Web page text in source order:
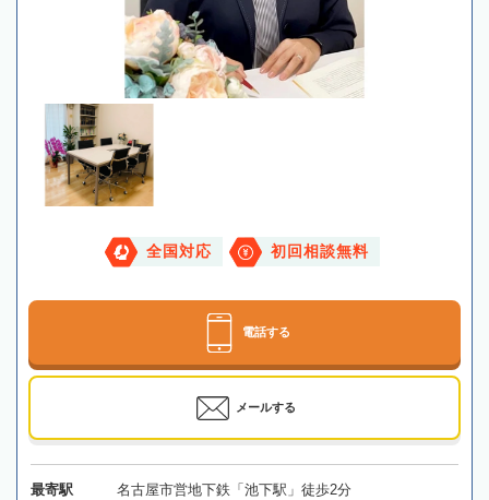
全国対応 初回相談無料
電話する
メールする
最寄駅 名古屋市営地下鉄「池下駅」徒歩2分